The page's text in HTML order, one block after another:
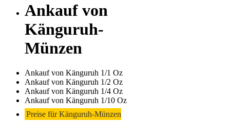
Ankauf von
Känguruh-
Münzen
Ankauf von Känguruh 1/1 Oz
Ankauf von Känguruh 1/2 Oz
Ankauf von Känguruh 1/4 Oz
Ankauf von Känguruh 1/10 Oz
Preise für Känguruh-Münzen